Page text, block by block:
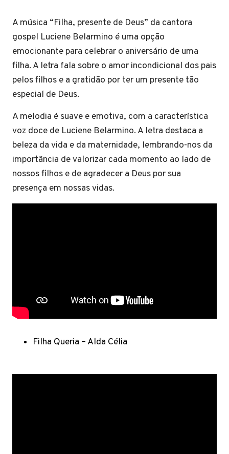
A música “Filha, presente de Deus” da cantora
gospel Luciene Belarmino é uma opção
emocionante para celebrar o aniversário de uma
filha. A letra fala sobre o amor incondicional dos pais
pelos filhos e a gratidão por ter um presente tão
especial de Deus.
A melodia é suave e emotiva, com a característica
voz doce de Luciene Belarmino. A letra destaca a
beleza da vida e da maternidade, lembrando-nos da
importância de valorizar cada momento ao lado de
nossos filhos e de agradecer a Deus por sua
presença em nossas vidas.
Filha Queria – Alda Célia